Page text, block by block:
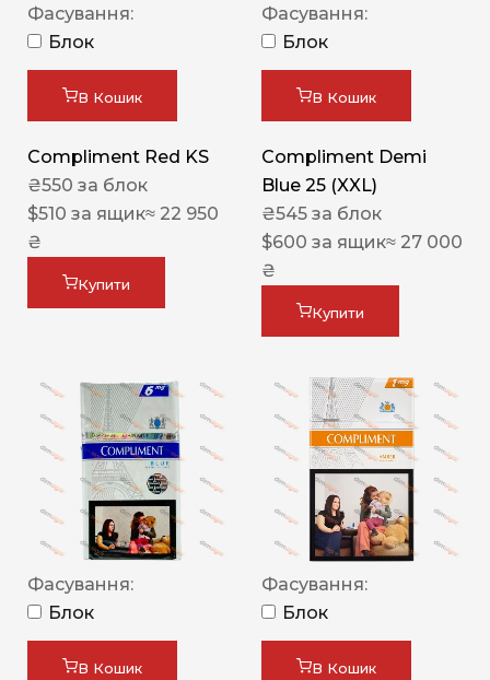
Фасування:
Блок
В Кошик
Compliment Red KS
₴550 за блок
$510 за ящик≈ 22 950
₴
Купити
Фасування:
Блок
В Кошик
Compliment Demi
Blue 25 (XXL)
₴545 за блок
$600 за ящик≈ 27 000
₴
Купити
Фасування:
Блок
В Кошик
Фасування:
Блок
В Кошик